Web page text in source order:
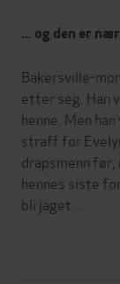
... og den er
Bakersville-
etter seg. Han
henne. Men
straff for
drapsmenn
hennes siste
bli jaget ...